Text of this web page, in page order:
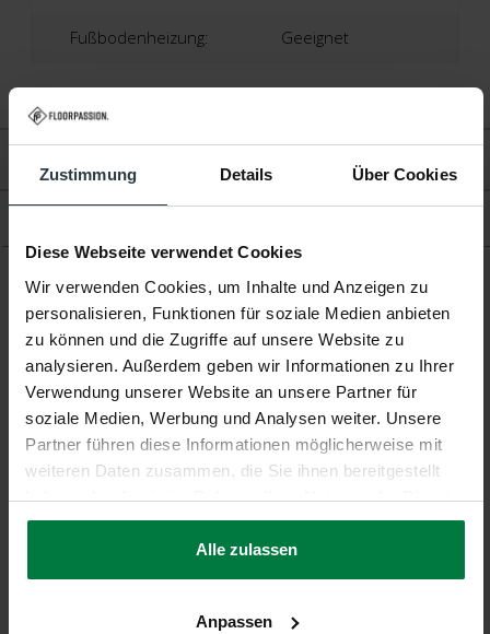
Zustimmung Details Über Cookies
Diese Webseite verwendet Cookies
Wir verwenden Cookies, um Inhalte und Anzeigen zu
personalisieren, Funktionen für soziale Medien anbieten
zu können und die Zugriffe auf unsere Website zu
analysieren. Außerdem geben wir Informationen zu Ihrer
Verwendung unserer Website an unsere Partner für
soziale Medien, Werbung und Analysen weiter. Unsere
Partner führen diese Informationen möglicherweise mit
weiteren Daten zusammen, die Sie ihnen bereitgestellt
haben oder die sie im Rahmen Ihrer Nutzung der Dienste
gesammelt haben.
Alle zulassen
Anpassen
Bewertungen
Fußbodenheizung: Geeignet
Ergänzende Produkte
Amerie 11 – Hochflor
Teppich
Fay Creme Weiß -
Kuschelteppich
Kuschelteppich